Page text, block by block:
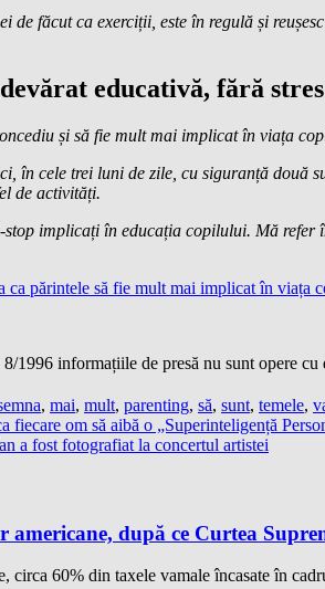
făcut ca exerciții, este în regulă și
educativă, fără
și să fie mult mai implicat în viața
cele trei luni de zile, cu siguranță două
de activități.
implicați în educația copilului. Mă
ca părintele să fie mult mai implicat în viața
informațiile de presă nu sunt opere cu
, mai, mult, parenting, să, sunt, temele,
om să aibă o „Superinteligență
a fost fotografiat la concertul artistei
după ce Curtea
circa 60% din taxele vamale încasate în